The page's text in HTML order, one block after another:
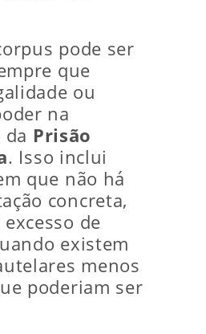
pode ser
que
ou
na
da Prisão
. Isso inclui
que não há
concreta,
de
existem
menos
poderiam ser